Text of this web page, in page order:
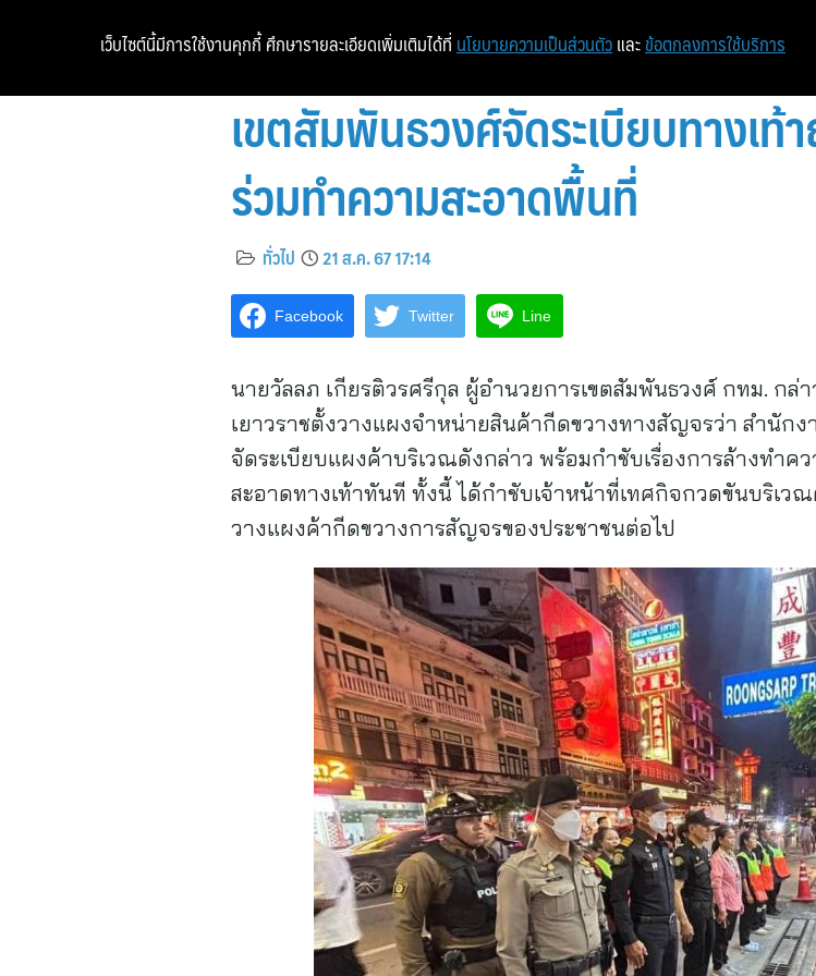
หน้าแรก ท่องเที่ยว
เขตสัมพันธวงศ์จัดระเบียบทางเท้
ร่วมทำความสะอาดพื้นที่
ทั่วไป 21 ส.ค. 67 17:14
Facebook Twitter Line
นายวัลลภ เกียรติวรศรีกุล ผู้อำนวยการเขตสัมพันธวงศ์ กทม. ก
เยาวราชตั้งวางแผงจำหน่ายสินค้ากีดขวางทางสัญจรว่า สำนักง
จัดระเบียบแผงค้าบริเวณดังกล่าว พร้อมกำชับเรื่องการล้างทำ
สะอาดทางเท้าทันที ทั้งนี้ ได้กำชับเจ้าหน้าที่เทศกิจกวดขันบริเว
วางแผงค้ากีดขวางการสัญจรของประชาชนต่อไป
เว็บไซต์นี้มีการใช้งานคุกกี้ ศึกษารายละเอียดเพิ่มเติมได้ที่ นโยบายความเป็นส่วนตัว และ ข้อตกลงการใช้บริการ